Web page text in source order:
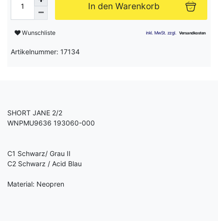
In den Warenkorb
Wunschliste
Artikelnummer: 17134
SHORT JANE 2/2
WNPMU9636 193060-000
C1 Schwarz/ Grau II
C2 Schwarz / Acid Blau
Material: Neopren